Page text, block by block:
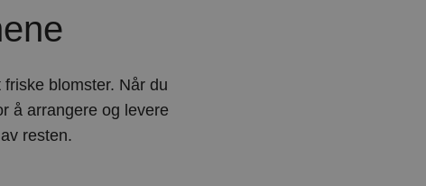
blomster. Når du
å arrangere og levere
resten.